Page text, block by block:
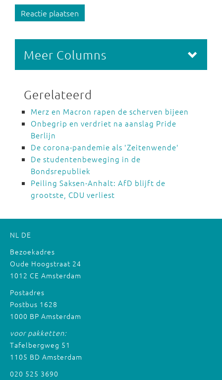
Reactie plaatsen
Meer Columns
Gerelateerd
Merz en Macron rapen de scherven bijeen
Onbegrip en verdriet na aanslag Pride
Berlijn
De corona-pandemie als 'Zeitenwende'
De studentenbeweging in de
Bondsrepubliek
Peiling Saksen-Anhalt: AfD blijft de
grootste, CDU verliest
NL DE
Bezoekadres
Oude Hoogstraat 24
1012 CE Amsterdam
Postadres
Postbus 1628
1000 BP Amsterdam
voor pakketten:
Tafelbergweg 51
1105 BD Amsterdam
020 525 3690